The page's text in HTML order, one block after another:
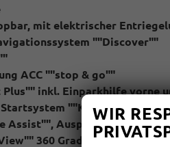
mit elektrischer
""Discover""
ACC ""stop & go""
inkl. Einparkhilfe vorne
""Keyless
Assist"", Ausparkassistent
360 Grad Kamera
WIR